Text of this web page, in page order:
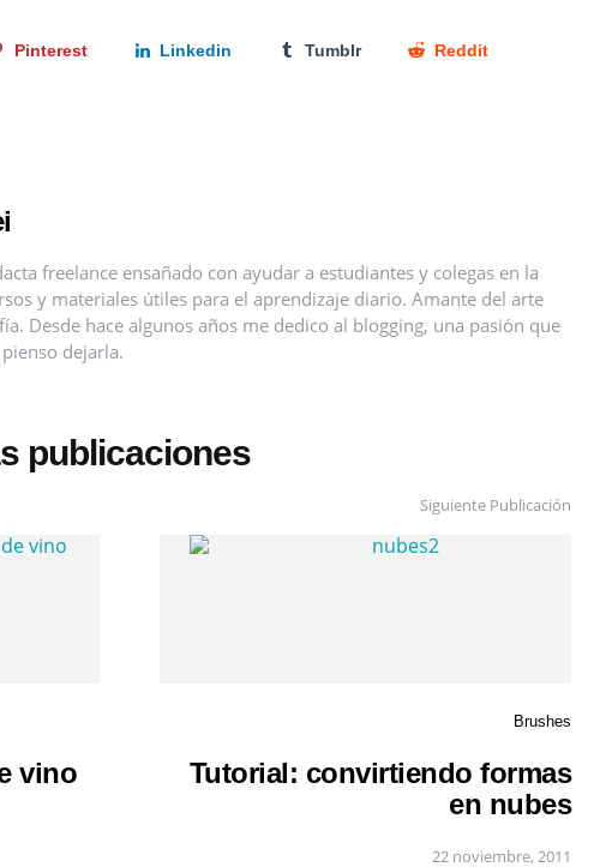
Pinterest Linkedin Tumblr Reddit
freelance ensañado con ayudar a estudiantes y colegas en la
y materiales útiles para el aprendizaje diario. Amante del arte
Desde hace algunos años me dedico al blogging, una pasión que
dejarla.
publicaciones
vino
Siguiente Publicación
Brushes
Tutorial: convirtiendo formas
en nubes
22 noviembre, 2011